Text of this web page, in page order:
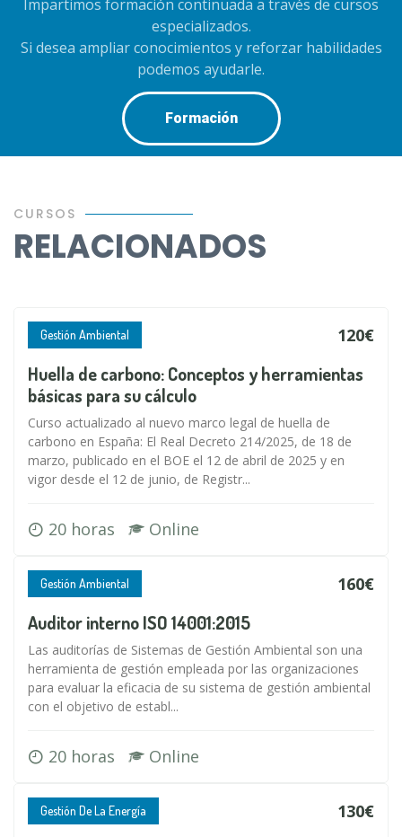
Impartimos formación continuada a través de cursos
especializados.
Si desea ampliar conocimientos y reforzar habilidades
podemos ayudarle.
Formación
CURSOS
RELACIONADOS
Gestión Ambiental 120€
Huella de carbono: Conceptos y herramientas
básicas para su cálculo
Curso actualizado al nuevo marco legal de huella de
carbono en España: El Real Decreto 214/2025, de 18 de
marzo, publicado en el BOE el 12 de abril de 2025 y en
vigor desde el 12 de junio, de Registr...
20 horas Online
Gestión Ambiental 160€
Auditor interno ISO 14001:2015
Las auditorías de Sistemas de Gestión Ambiental son una
herramienta de gestión empleada por las organizaciones
para evaluar la eficacia de su sistema de gestión ambiental
con el objetivo de establ...
20 horas Online
Gestión De La Energía 130€